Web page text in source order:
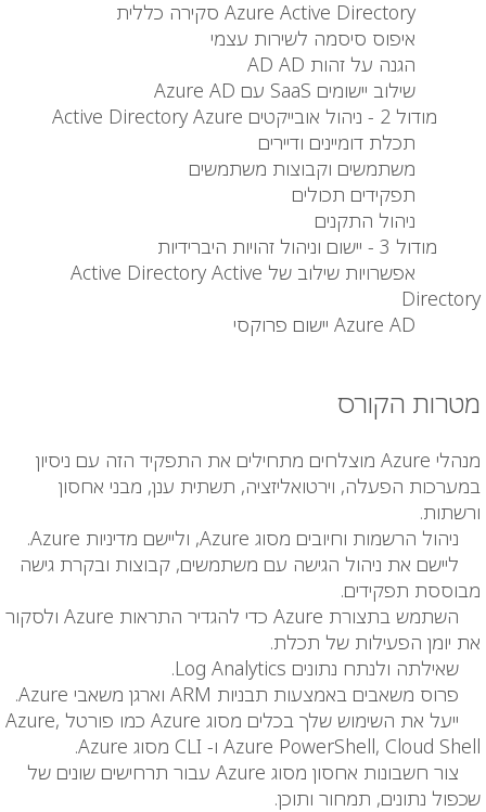
איפוס סיסמה לשירות עצמי
הגנה על זהות AD AD
שילוב יישומים SaaS עם Azure AD
מודול 2 - ניהול אובייקטים Active Directory Azure
תכלת דומיינים ודיירים
משתמשים וקבוצות משתמשים
תפקידים תכולים
ניהול התקנים
מודול 3 - יישום וניהול זהויות היברידיות
אפשרויות שילוב של Active Directory Active
Directory
מטרות הקורס
מנהלי Azure מוצלחים מתחילים את התפקיד הזה עם ניסיון
במערכות הפעלה, וירטואליזציה, תשתית ענן, מבני אחסון
ורשתות.
ניהול הרשמות וחיובים מסוג Azure, וליישם מדיניות Azure.
ליישם את ניהול הגישה עם משתמשים, קבוצות ובקרת גישה
מבוססת תפקידים.
השתמש בתצורת Azure כדי להגדיר התראות Azure ולסקור
את יומן הפעילות של תכלת.
שאילתה ולנתח נתונים Log Analytics.
פרוס משאבים באמצעות תבניות ARM וארגן משאבי Azure.
ייעל את השימוש שלך בכלים מסוג Azure כמו פורטל Azure,
Azure PowerShell, Cloud Shell ו- CLI מסוג Azure.
צור חשבונות אחסון מסוג Azure עבור תרחישים שונים של
שכפול נתונים, תמחור ותוכן.